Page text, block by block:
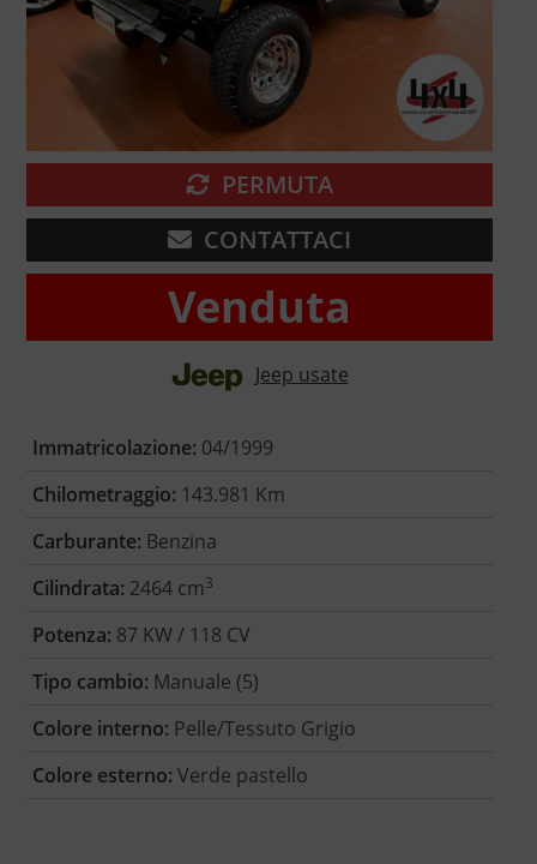
PERMUTA
CONTATTACI
Venduta
Jeep usate
Immatricolazione: 04/1999
Chilometraggio: 143.981 Km
Carburante: Benzina
Cilindrata: 2464 cm3
Potenza: 87 KW / 118 CV
Tipo cambio: Manuale (5)
Colore interno: Pelle/Tessuto Grigio
Colore esterno: Verde pastello